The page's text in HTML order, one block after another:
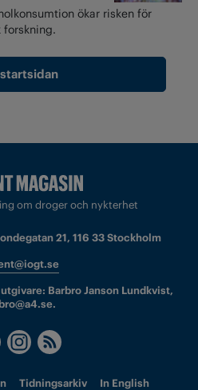
ökar risken för
forskning.
om droger och nykterhet
21, 116 33 Stockholm
Barbro Janson Lundkvist,
Tidningsarkiv In English